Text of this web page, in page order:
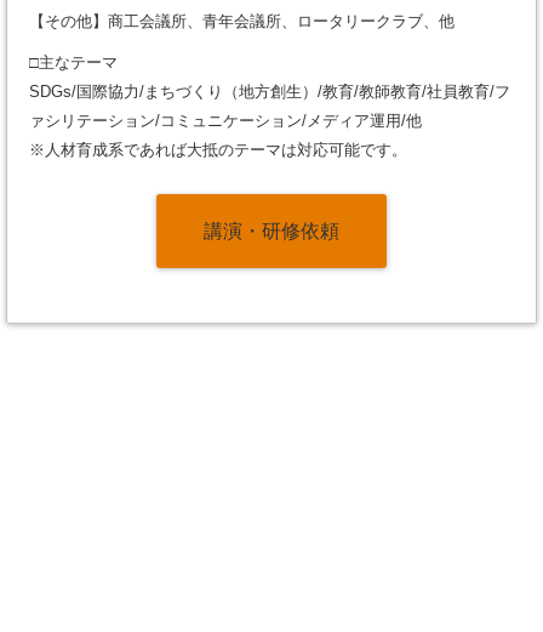
【その他】商工会議所、青年会議所、ロータリークラブ、他
□主なテーマ
SDGs/国際協力/まちづくり（地方創生）/教育/教師教育/社員教育/フ
ァシリテーション/コミュニケーション/メディア運用/他
※人材育成系であれば大抵のテーマは対応可能です。
講演・研修依頼